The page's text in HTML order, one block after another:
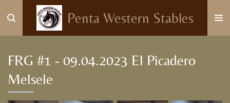
direct
naar
hoofdinhoud
Penta Western Stables
FRG #1 - 09.04.2023 El Picadero
Melsele